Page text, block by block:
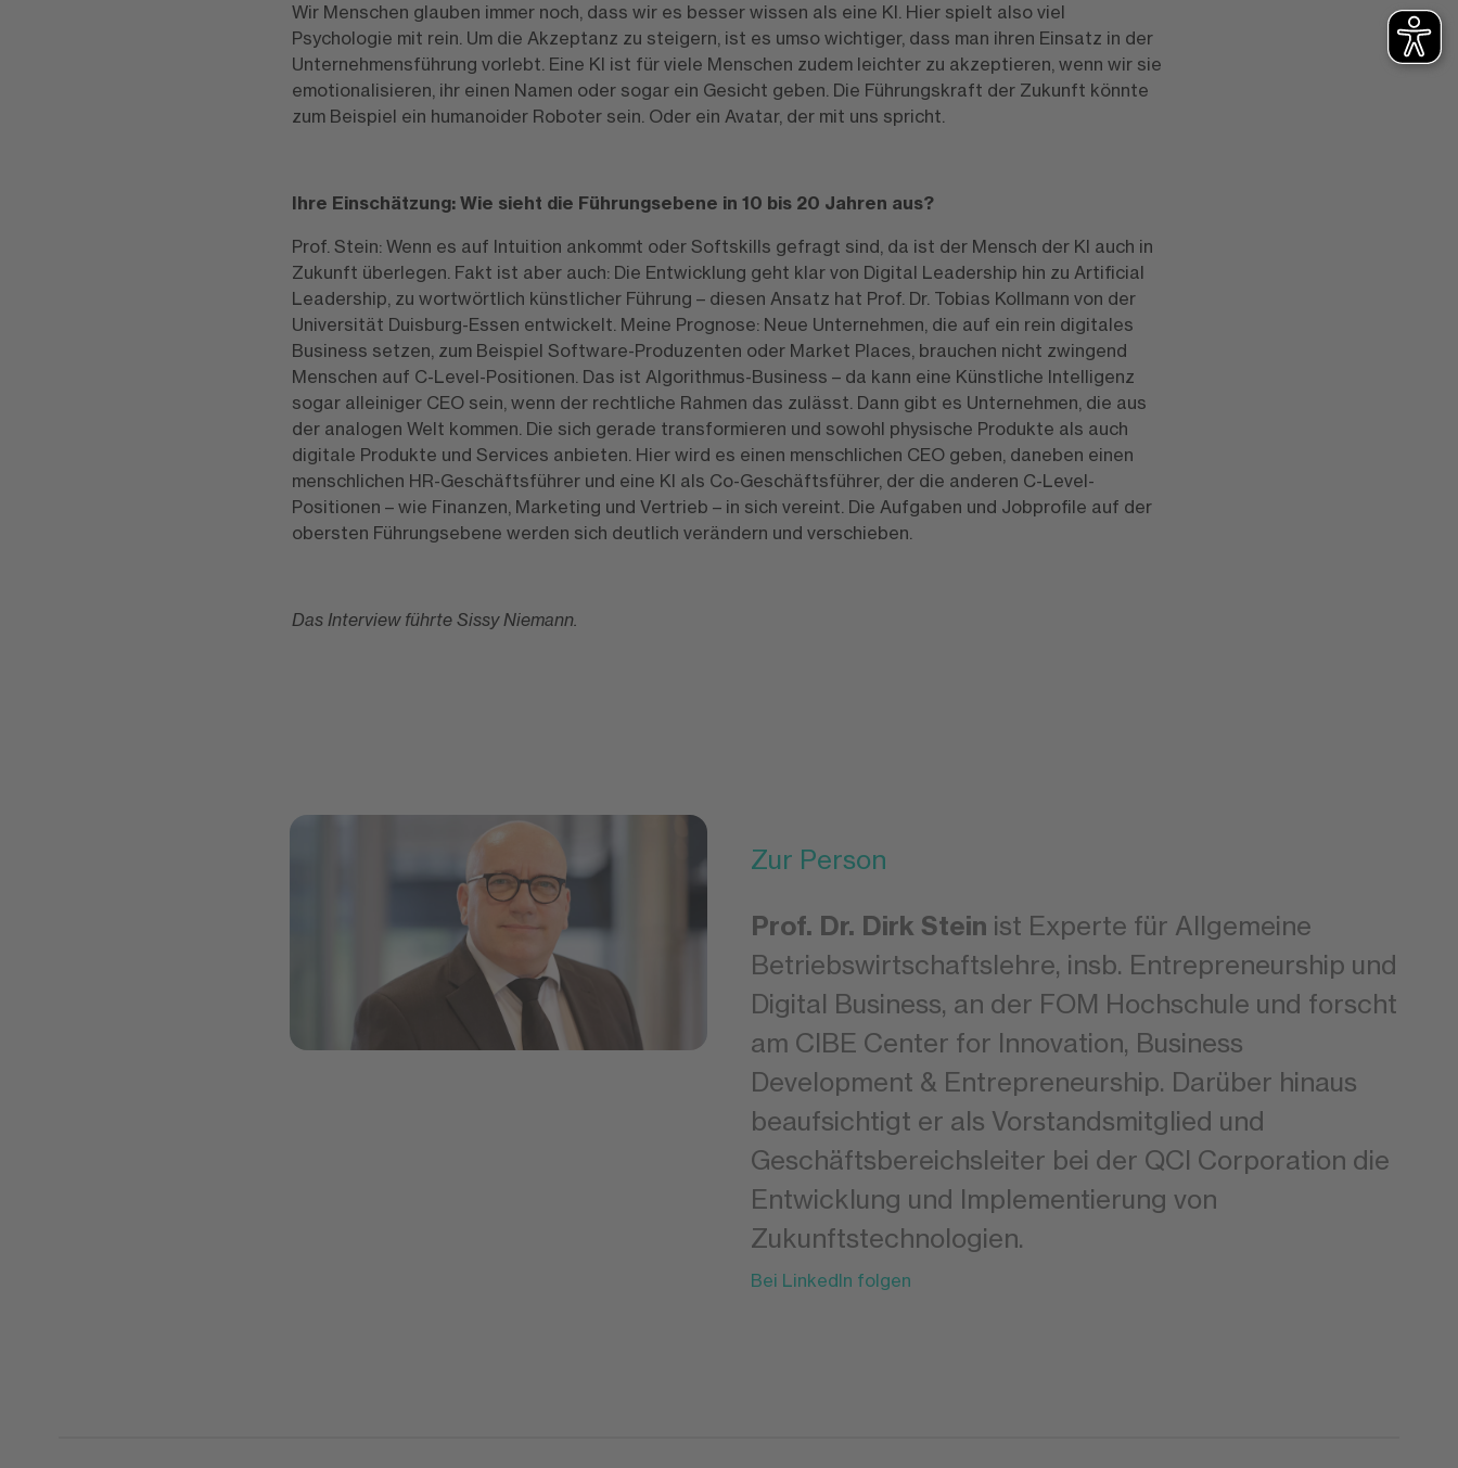
Wir Menschen glauben immer noch, dass wir es besser wissen als eine KI. Hier spielt also viel
Psychologie mit rein. Um die Akzeptanz zu steigern, ist es umso wichtiger, dass man ihren Einsatz in der
Unternehmensführung vorlebt. Eine KI ist für viele Menschen zudem leichter zu akzeptieren, wenn wir sie
emotionalisieren, ihr einen Namen oder sogar ein Gesicht geben. Die Führungskraft der Zukunft könnte
zum Beispiel ein humanoider Roboter sein. Oder ein Avatar, der mit uns spricht.
Ihre Einschätzung: Wie sieht die Führungsebene in 10 bis 20 Jahren aus?
Prof. Stein: Wenn es auf Intuition ankommt oder Softskills gefragt sind, da ist der Mensch der KI auch in
Zukunft überlegen. Fakt ist aber auch: Die Entwicklung geht klar von Digital Leadership hin zu Artificial
Leadership, zu wortwörtlich künstlicher Führung – diesen Ansatz hat Prof. Dr. Tobias Kollmann von der
Universität Duisburg-Essen entwickelt. Meine Prognose: Neue Unternehmen, die auf ein rein digitales
Business setzen, zum Beispiel Software-Produzenten oder Market Places, brauchen nicht zwingend
Menschen auf C-Level-Positionen. Das ist Algorithmus-Business – da kann eine Künstliche Intelligenz
sogar alleiniger CEO sein, wenn der rechtliche Rahmen das zulässt. Dann gibt es Unternehmen, die aus
der analogen Welt kommen. Die sich gerade transformieren und sowohl physische Produkte als auch
digitale Produkte und Services anbieten. Hier wird es einen menschlichen CEO geben, daneben einen
menschlichen HR-Geschäftsführer und eine KI als Co-Geschäftsführer, der die anderen C-Level-
Positionen – wie Finanzen, Marketing und Vertrieb – in sich vereint. Die Aufgaben und Jobprofile auf der
obersten Führungsebene werden sich deutlich verändern und verschieben.
Das Interview führte Sissy Niemann.
Zur Person
Prof. Dr. Dirk Stein ist Experte für Allgemeine
Betriebswirtschaftslehre, insb. Entrepreneurship und
Digital Business, an der FOM Hochschule und forscht
am CIBE Center for Innovation, Business
Development & Entrepreneurship. Darüber hinaus
beaufsichtigt er als Vorstandsmitglied und
Geschäftsbereichsleiter bei der QCI Corporation die
Entwicklung und Implementierung von
Zukunftstechnologien.
Bei LinkedIn folgen